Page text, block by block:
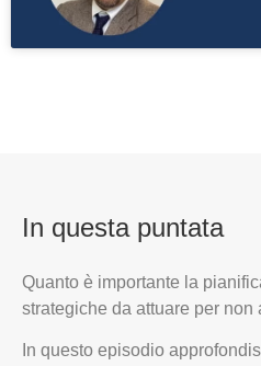
In questa puntata
Quanto è importante la
strategiche da attuare per
In questo episodio